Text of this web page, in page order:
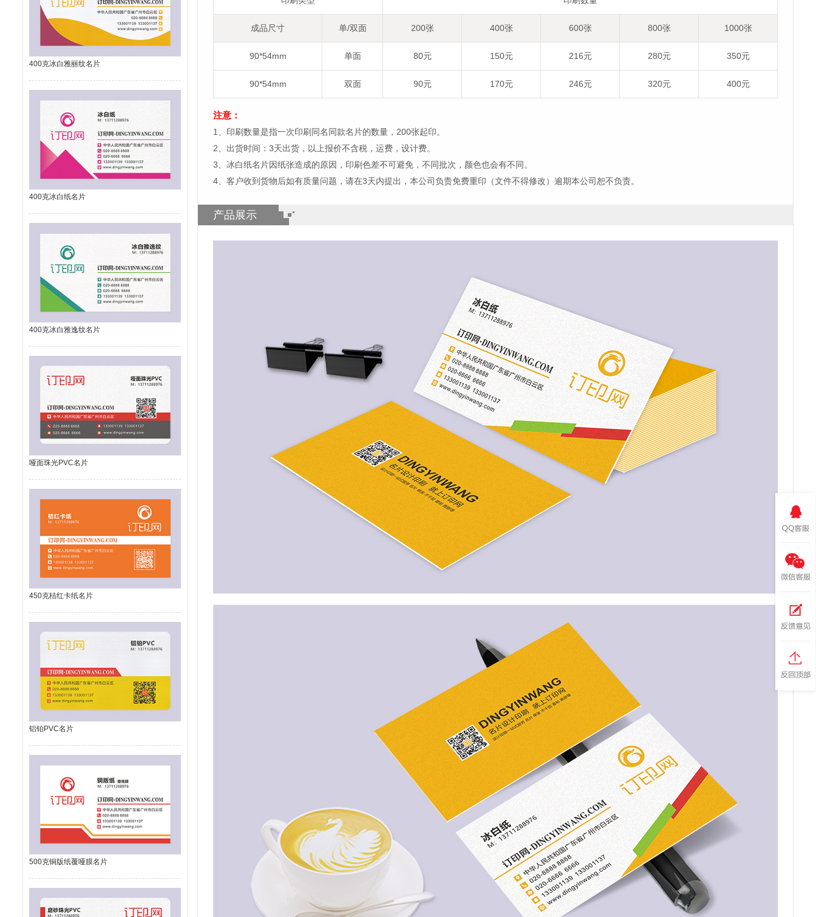
400克冰白雅丽纹名片
400克冰白纸名片
400克冰白雅逸纹名片
哑面珠光PVC名片
450克桔红卡纸名片
铝铂PVC名片
500克铜版纸覆哑膜名片
成品尺寸 单/双面 200张 400张 600张 800张 1000张
90*54mm 单面 80元 150元 216元 280元 350元
90*54mm 双面 90元 170元 246元 320元 400元
注意：
1、印刷数量是指一次印刷同名同款名片的数量，200张起印。
2、出货时间：3天出货，以上报价不含税，运费，设计费。
3、冰白纸名片因纸张造成的原因，印刷色差不可避免，不同批次，颜色也会有不同。
4、客户收到货物后如有质量问题，请在3天内提出，本公司负责免费重印（文件不得修改）逾期本公司恕不负责。
产品展示